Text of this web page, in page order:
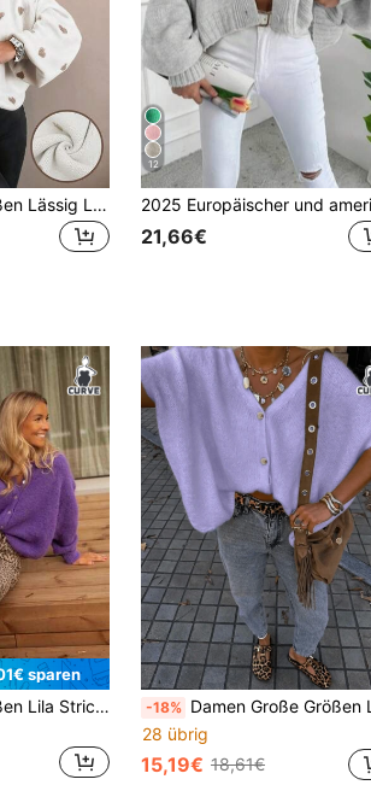
Damen Große Größen Lässig Locker Herz Muster Drop-Shoulder Langarm Pullover Weiß Herbst
12
21,66€
sparen
Damen Große Größen Lila Strick-Cardigan, langes Design mit Drop-Shoulder, Knopfdetail vorne, mittlere Dehnbarkeit, moderate Länge
-18% Damen Große Größen Lässig Drop-Shoulder Strickjacke, geeignet für Pendeln, Schule und Urlaub, Frühling/Sommer
28 übrig
15,19€ 18,61€